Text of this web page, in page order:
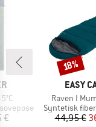
€
MÆRKE
EASY
Artikel
Raven I
Syntetisk
44,95 €
Rabat
18%